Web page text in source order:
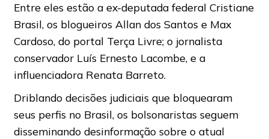
Entre eles estão a ex-deputada federal Cristiane
Brasil, os blogueiros Allan dos Santos e Max
Cardoso, do portal Terça Livre; o jornalista
conservador Luís Ernesto Lacombe, e a
influenciadora Renata Barreto.
Driblando decisões judiciais que bloquearam
seus perfis no Brasil, os bolsonaristas seguem
disseminando desinformação sobre o atual